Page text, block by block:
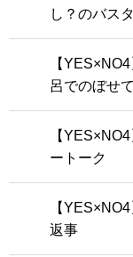
し？のバス
【
呂でのぼせ
【
ートーク
【
返事